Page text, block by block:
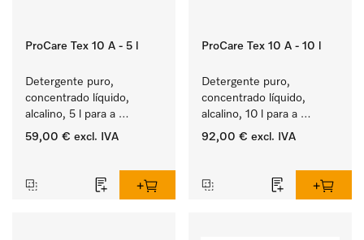
ProCare Tex 10 A - 5 l
Detergente puro,
concentrado líquido,
alcalino, 5 l para a
lavagem de têxteis
59,00 € excl. IVA
ProCare Tex 10 A - 10 l
Detergente puro,
concentrado líquido,
alcalino, 10 l para a
lavagem de têxteis
92,00 € excl. IVA